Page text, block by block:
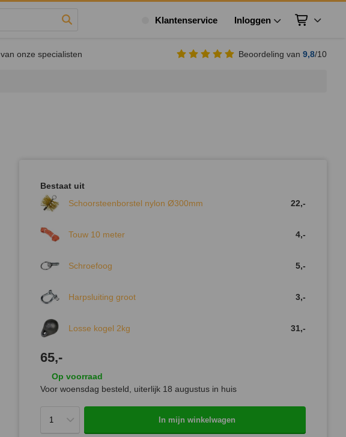
Klantenservice Inloggen Winkelwagen
van onze specialisten Beoordeling van 9,8/10
Bestaat uit
Schoorsteenborstel nylon Ø300mm
22,-
Touw 10 meter 4,-
Schroefoog 5,-
Harpsluiting groot 3,-
Losse kogel 2kg 31,-
65,-
Op voorraad
Voor woensdag besteld, uiterlijk 18 augustus in huis
In mijn winkelwagen